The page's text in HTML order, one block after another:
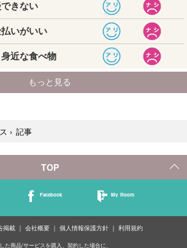
› 記事
TOP
Facebook My Room
掲載 会社概要 個人情報保護方針 利用規約
た商品/サービスを購入、契約した場合に、